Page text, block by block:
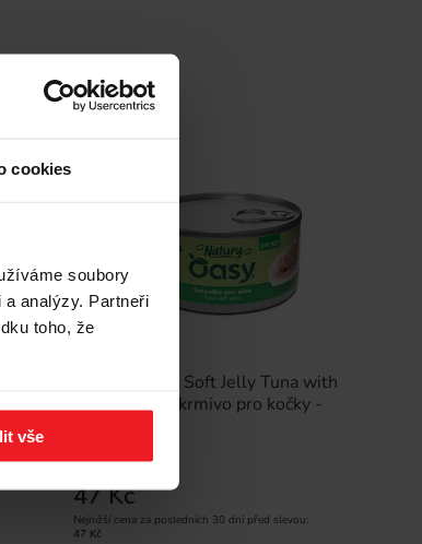
cookies
soubory
analýzy. Partneři
toho, že
vše
OASY Natury Soft Jelly Tuna with
aloe - mokré krmivo pro kočky -
49 Kč
47 Kč
Nejnižší cena za posledních 30 dní před slevou:
47 Kč